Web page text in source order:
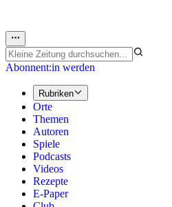
Abonnent:in werden
Rubriken
Orte
Themen
Autoren
Spiele
Podcasts
Videos
Rezepte
E-Paper